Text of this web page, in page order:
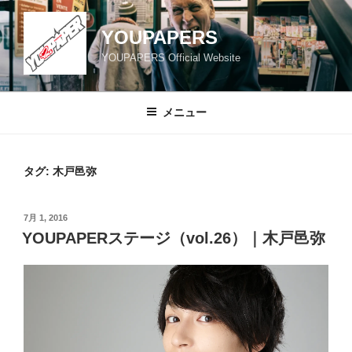
コ
ン
テ
ツ
YOUPAPERS
YOUPAPERS Official Website
メニュー
タグ: 木戸邑弥
投
稿
日:
7月 1, 2016
YOUPAPERステージ（vol.26）｜木戸邑弥